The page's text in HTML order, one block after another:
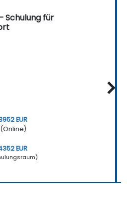
Schulung für
EUR
(Online)
EUR